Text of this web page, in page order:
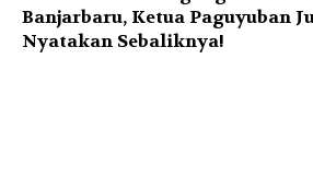
Banjarbaru, Ketua Paguyuban
Nyatakan Sebaliknya!